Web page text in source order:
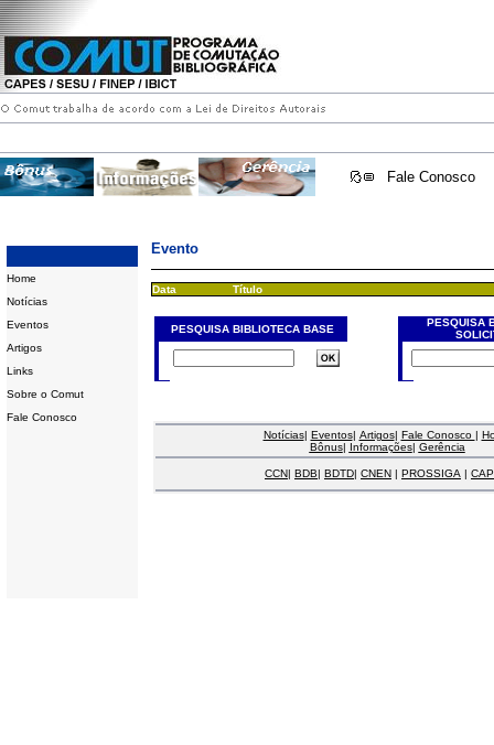
Fale Conosco
Home
Notícias
Eventos
Artigos
Links
Sobre o Comut
Fale Conosco
Evento
Data Título
PESQUISA BIBLIOTECA BASE
PESQUISA
Notícias| Eventos| Artigos| Fale Conosco |
Bônus| Informações| Gerência
CCN| BDB| BDTD| CNEN | PROSSIGA |